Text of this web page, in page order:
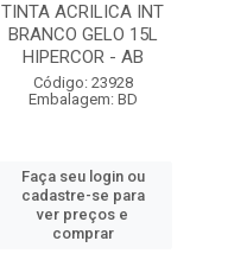
TINTA ACRILICA INT
BRANCO GELO 15L
HIPERCOR - AB
Código: 23928
Embalagem: BD
Faça seu login ou
cadastre-se para
ver preços e
comprar